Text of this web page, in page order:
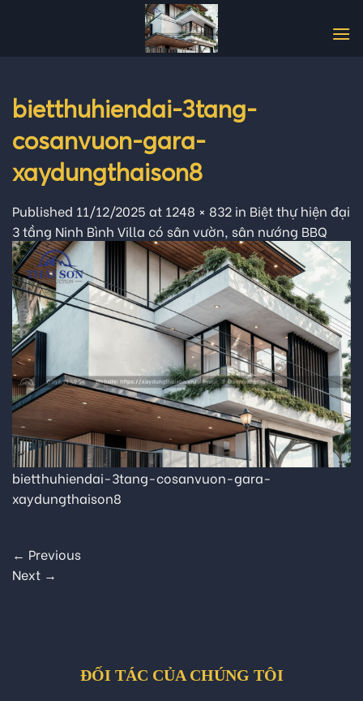
bietthuhiendai-3tang-
cosanvuon-gara-
xaydungthaison8
Published 11/12/2025 at 1248 × 832 in Biệt thự hiện đại
3 tầng Ninh Bình Villa có sân vườn, sân nướng BBQ
bietthuhiendai-3tang-cosanvuon-gara-
xaydungthaison8
← Previous
Next →
ĐỐI TÁC CỦA CHÚNG TÔI